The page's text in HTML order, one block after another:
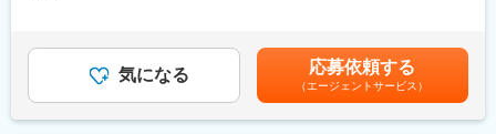
リア・ユーザーにより異なりますが、営業車１台が与えられ、移
動手段は車がメインとなります。（担当ユーザーにより出張も有
り）
給：年1回（4月）■賞与：年3回（昨年実績7.5ヶ月分）■モデル年
収：・30歳：約700万円・40歳：約860万円※賞与7.5か月・残業
30時間相当含み賃金はあくまでも目安の金額であり、選考を通じ
て上下する可能性があります。月給(月額)は固定手当を含めた表記
気になる 応募依頼する
（エージェントサービス）